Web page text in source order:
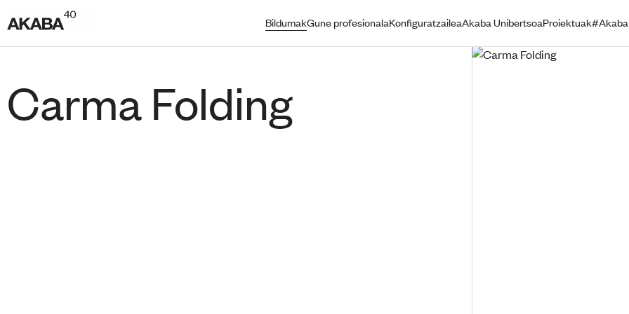
BildumakGune profesionalaKonfiguratzaileaAkaba UnibertsoaProiektuak
Carma Folding